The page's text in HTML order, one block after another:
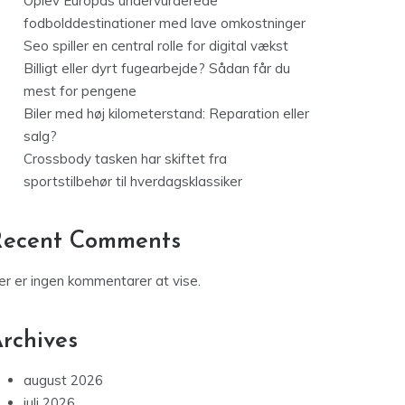
fodbolddestinationer med lave omkostninger
Seo spiller en central rolle for digital vækst
Billigt eller dyrt fugearbejde? Sådan får du
mest for pengene
Biler med høj kilometerstand: Reparation eller
salg?
Crossbody tasken har skiftet fra
sportstilbehør til hverdagsklassiker
Comments
er ingen kommentarer at vise.
august 2026